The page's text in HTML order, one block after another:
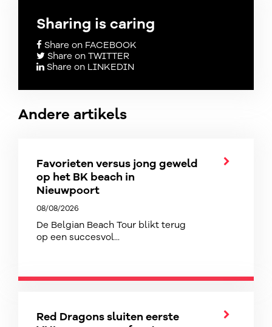
Sharing is caring
Share on FACEBOOK
Share on TWITTER
Share on LINKEDIN
Andere artikels
Favorieten versus jong geweld
op het BK beach in
Nieuwpoort
08/08/2026
De Belgian Beach Tour blikt terug
op een succesvol...
Red Dragons sluiten eerste